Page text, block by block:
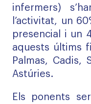
infermers)
l’activitat, un
presencial i un
aquests últims
Palmas, Cadis,
Astúries.
Els ponents